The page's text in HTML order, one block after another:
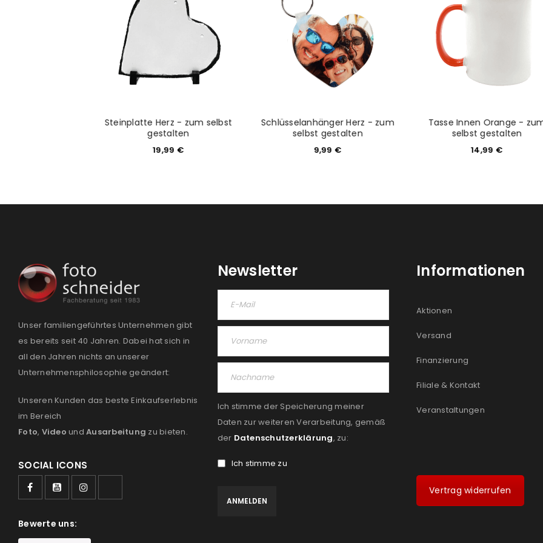
Angemeldet bleiben
ANMELDEN
PASSWORT VERGESSEN?
Please select all the ways
Ich stimme zu
Ja, ich möchte ein
Datenschutzerklärung
Steinplatte Herz - zum selbst
gestalten
19,99 €
Schlüsselanhänger Herz - zum
selbst gestalten
9,99 €
Tasse Innen Orange -
selbst gestalten
14,99 €
Unser familiengeführtes Unternehmen gibt
es bereits seit 40 Jahren. Dabei hat sich in
all den Jahren nichts an unserer
Unternehmensphilosophie geändert:
Unseren Kunden das beste Einkaufserlebnis
im Bereich
Foto, Video und Ausarbeitung zu bieten.
SOCIAL ICONS
Bewerte uns:
Newsletter
Ich stimme der Speicherung meiner
Daten zur weiteren Verarbeitung, gemäß
der Datenschutzerklärung, zu:
Ich stimme zu
Informationen
Aktionen
Versand
Finanzierung
Filiale & Kontakt
Veranstaltungen
Vertrag widerrufen